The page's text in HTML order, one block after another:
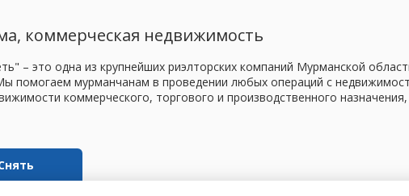
коммерческая недвижимость
– это одна из крупнейших риэлторских компаний Мурманской
помогаем мурманчанам в проведении любых операций с
коммерческого, торгового и производственного